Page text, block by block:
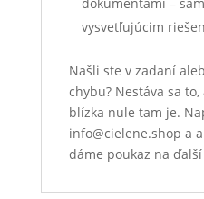
vysvetľujúcim
Našli ste v zadaní
chybu? Nestáva sa
blízka nule tam je.
info@cielene.shop a
dáme poukaz na